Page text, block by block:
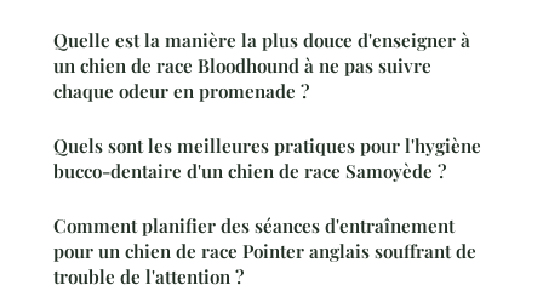
Quelle est la manière la plus douce d'enseigner à
un chien de race Bloodhound à ne pas suivre
chaque odeur en promenade ?
Quels sont les meilleures pratiques pour l'hygiène
bucco-dentaire d'un chien de race Samoyède ?
Comment planifier des séances d'entraînement
pour un chien de race Pointer anglais souffrant de
trouble de l'attention ?